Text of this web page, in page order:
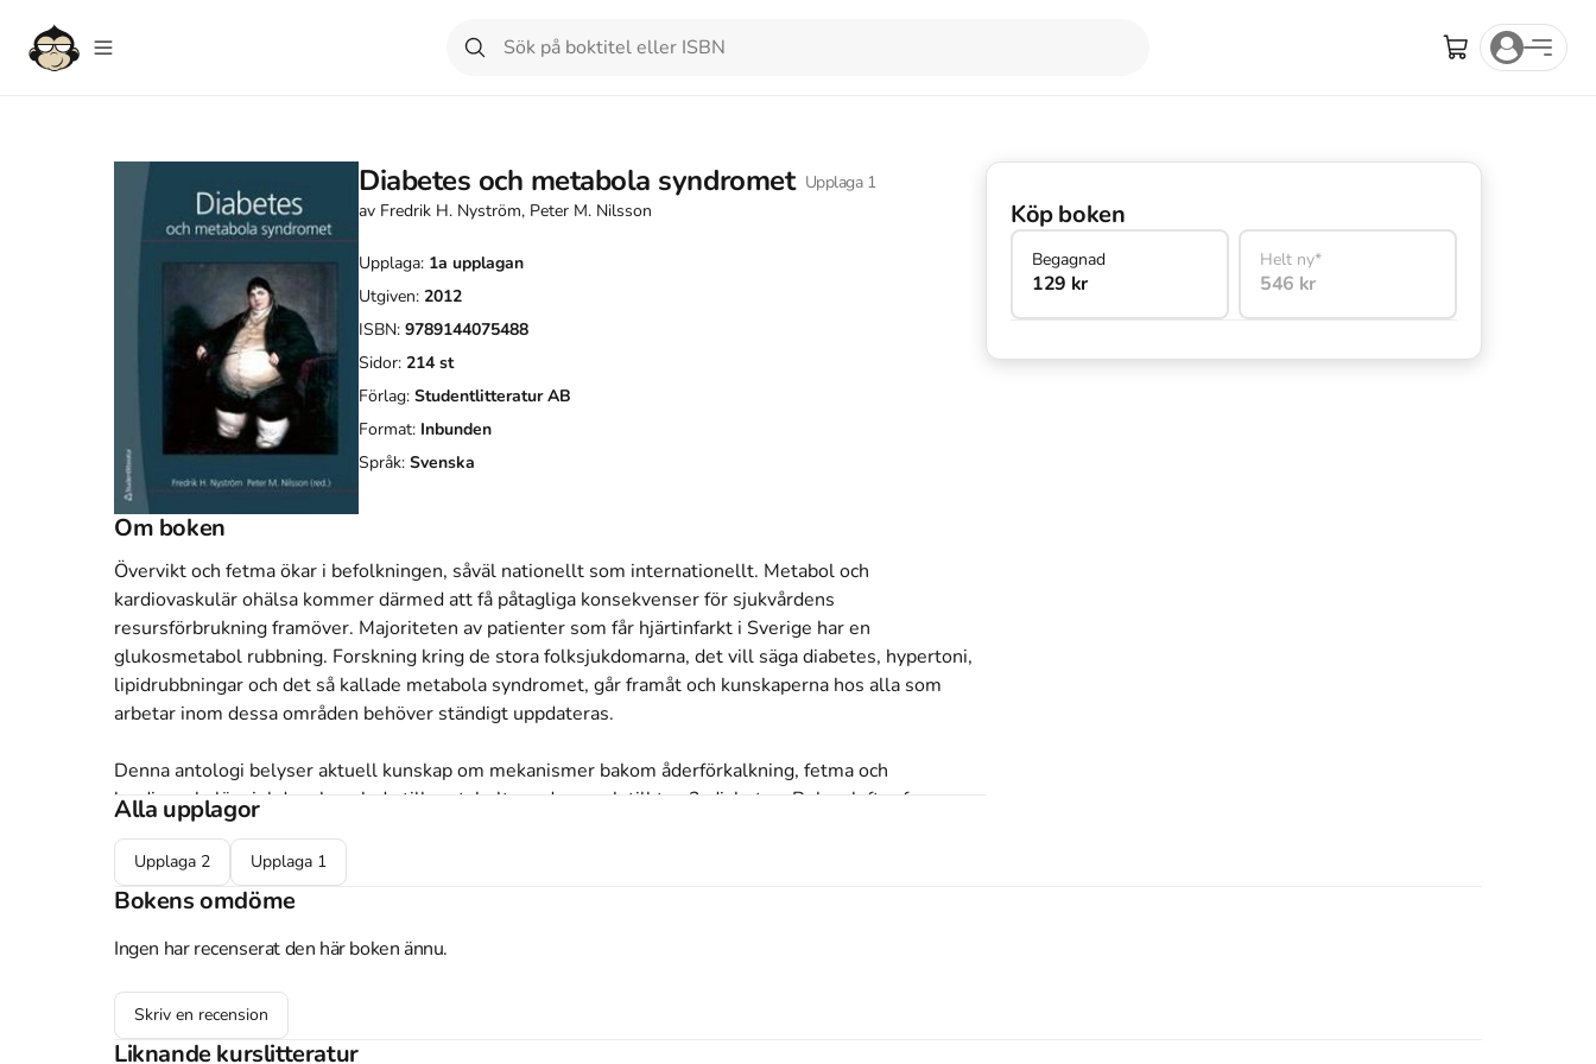
Diabetes och metabola syndromet Upplaga 1
av Fredrik H. Nyström, Peter M. Nilsson
Upplaga: 1a upplagan
Utgiven: 2012
ISBN: 9789144075488
Sidor: 214 st
Förlag: Studentlitteratur AB
Format: Inbunden
Språk: Svenska
Om boken
Övervikt och fetma ökar i befolkningen, såväl nationellt som internationellt. Metabol och
kardiovaskulär ohälsa kommer därmed att få påtagliga konsekvenser för sjukvårdens
resursförbrukning framöver. Majoriteten av patienter som får hjärtinfarkt i Sverige har en
glukosmetabol rubbning. Forskning kring de stora folksjukdomarna, det vill säga diabetes, hypertoni,
lipidrubbningar och det så kallade metabola syndromet, går framåt och kunskaperna hos alla som
arbetar inom dessa områden behöver ständigt uppdateras.
Denna antologi belyser aktuell kunskap om mekanismer bakom åderförkalkning, fetma och
kardiovaskulär sjukdom kopplade till metabolt syndrom och till typ 2-diabetes. Boken lyfter fram
såväl skillnader som likheter mellan typ 1- och typ 2-diabetes vad gäller patogenes och risk för
komplikationer. Här beskrivs också aspekter av läkemedelsbehandling vid olika sjukdomstillstånd
men även lämplig behandling med avseende på livsstilsförändringar för att minska kardiovaskulär
risk. De senaste rönen kring effekter av kostintag diskuteras i eget kapitel.
ger dig uppdaterad information om orsaker till och behandling av några av de största folksjukdomarna
vi har i Sverige idag. Den vänder sig till allmänläkare och internmedicinare som vill fortbilda sig men
även till läkarstudenter, AT-läkare samt till specialintresserade sjuksköterskor.
Alla upplagor
Upplaga 2 Upplaga 1
Köp boken
Begagnad
129 kr
Helt ny*
546 kr
Bokens omdöme
Ingen har recenserat den här boken ännu.
Skriv en recension
Liknande kurslitteratur